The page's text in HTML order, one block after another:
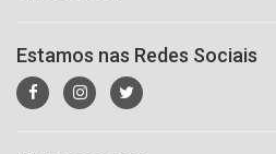
Estamos nas Redes Sociais